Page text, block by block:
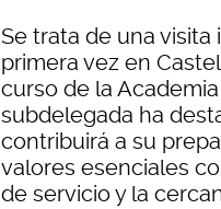
Se trata de una
primera vez en
curso de la
subdelegada ha
contribuirá a su
valores esenciales
de servicio y la